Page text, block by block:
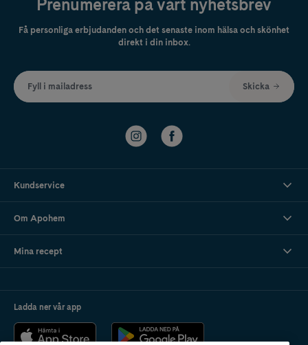
Prenumerera på vårt nyhetsbrev
Få personliga erbjudanden och det senaste inom hälsa och skönhet
direkt i din inbox.
Fyll i mailadress Skicka
Kundservice
Om Apohem
Mina recept
Ladda ner vår app